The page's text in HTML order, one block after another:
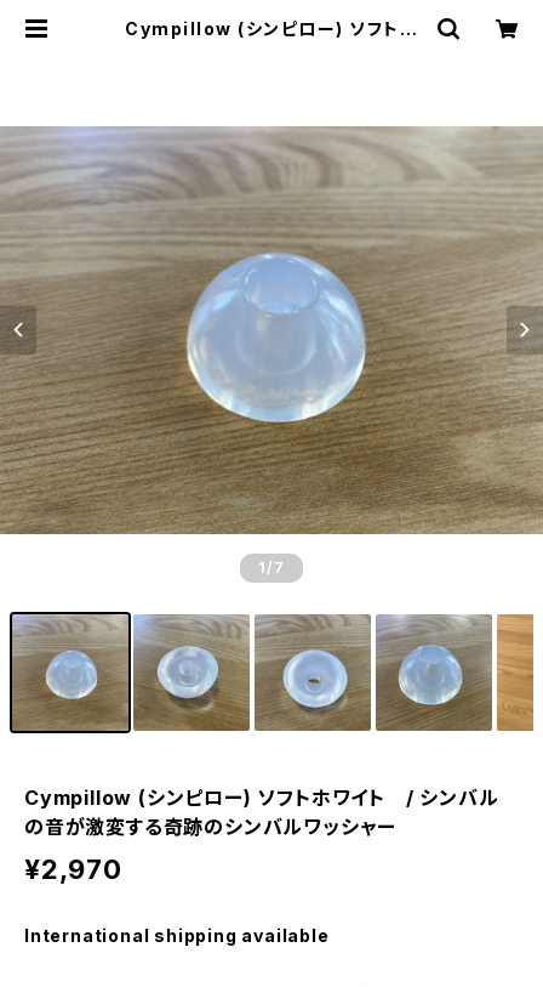
Cympillow (シンピロー) ソフトホ
1 /7
Cympillow (シンピロー) ソフトホワイト / シンバル
の音が激変する奇跡のシンバルワッシャー
¥2,970
International shipping available